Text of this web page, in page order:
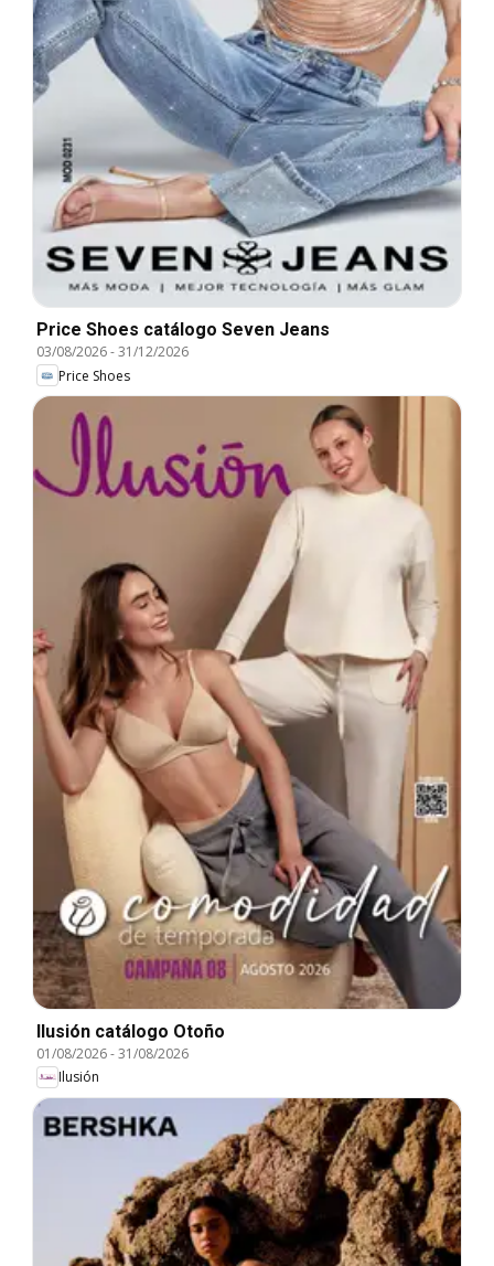
Price Shoes catálogo Seven Jeans
03/08/2026-31/12/2026
Price Shoes
Ilusión catálogo Otoño
01/08/2026-31/08/2026
Ilusión